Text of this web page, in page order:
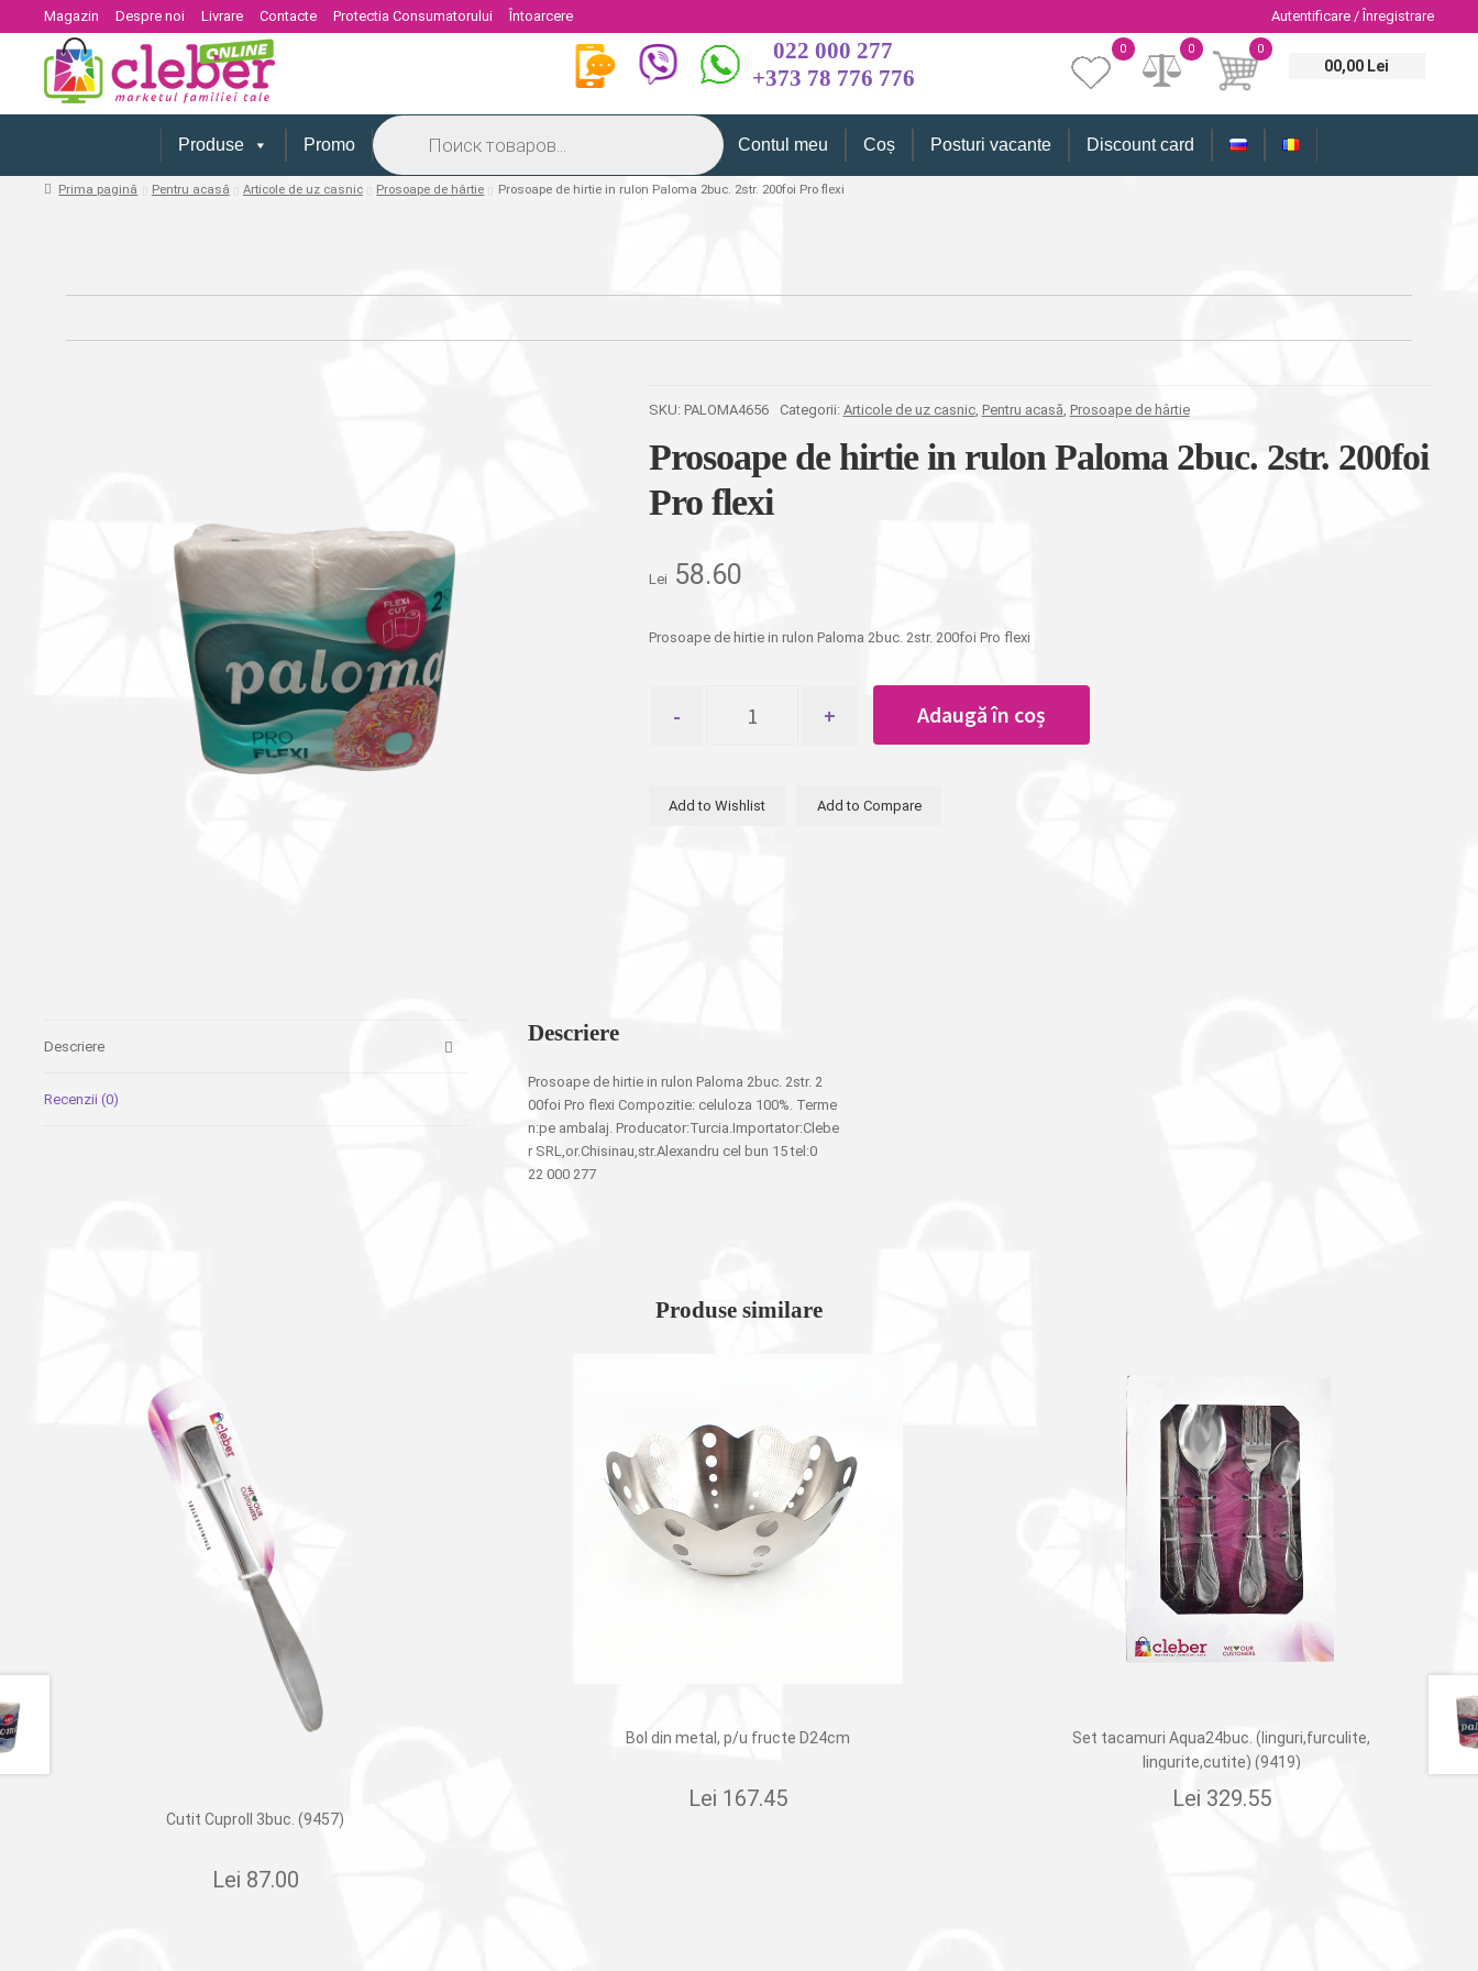
Magazin Despre noi Livrare Contacte Protectia Consumatorului Întoarcere Autentificare / Înregistrare
022 000 277
+373 78 776 776
0
00,00 Lei
0
0
Produse Promo
Products
search
Contul meu Coș Posturi vacante Discount card
Prima pagină Pentru acasă Articole de uz casnic Prosoape de hârtie Prosoape de hirtie in rulon Paloma 2buc. 2str. 200foi Pro flexi
SKU: PALOMA4656 Categorii: Articole de uz casnic, Pentru acasă, Prosoape de hârtie
Prosoape de hirtie in rulon Paloma 2buc. 2str. 200foi
Pro flexi
Lei 58.60
Prosoape de hirtie in rulon Paloma 2buc. 2str. 200foi Pro flexi
Prosoape
rulon
Adaugă în coș
Add to Wishlist Add to Compare
Descriere
Recenzii (0)
Descriere
Prosoape de hirtie in rulon Paloma 2buc. 2str. 2
00foi Pro flexi Compozitie: celuloza 100%. Terme
n:pe ambalaj. Producator:Turcia.Importator:Clebe
r SRL,or.Chisinau,str.Alexandru cel bun 15 tel:0
22 000 277
Produse similare
Cutit Cuproll 3buc. (9457)
Lei 87.00
Bol din metal, p/u fructe D24cm
Lei 167.45
Set tacamuri Aqua24buc. (linguri,furculite,
lingurite,cutite) (9419)
Lei 329.55